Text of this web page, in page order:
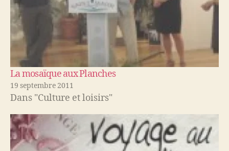
La mosaïque aux Planches
19 septembre 2011
Dans "Culture et loisirs"